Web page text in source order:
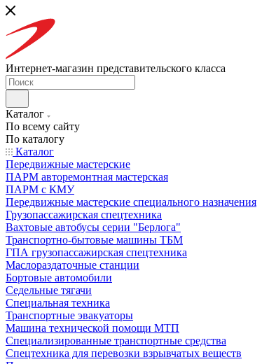
Интернет-магазин представительского класса
Каталог
По всему сайту
По каталогу
Каталог
Передвижные мастерские
ПАРМ авторемонтная мастерская
ПАРМ с КМУ
Передвижные мастерские специального назначения
Грузопассажирская спецтехника
Вахтовые автобусы серии "Берлога"
Транспортно-бытовые машины ТБМ
ГПА грузопассажирская спецтехника
Маслораздаточные станции
Бортовые автомобили
Седельные тягачи
Специальная техника
Транспортные эвакуаторы
Машина технической помощи МТП
Специализированные транспортные средства
Спецтехника для перевозки взрывчатых веществ